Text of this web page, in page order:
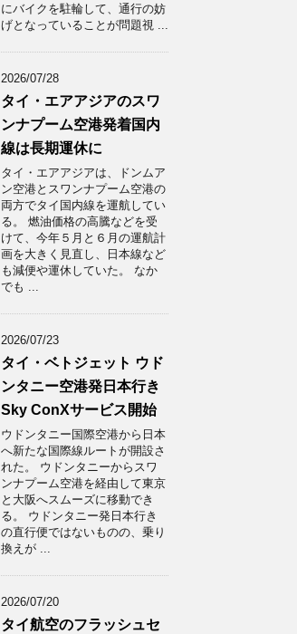
にバイクを駐輪して、通行の妨
げとなっていることが問題視 ...
2026/07/28
タイ・エアアジアのスワ
ンナプーム空港発着国内
線は長期運休に
タイ・エアアジアは、ドンムア
ン空港とスワンナプーム空港の
両方でタイ国内線を運航してい
る。 燃油価格の高騰などを受
けて、今年５月と６月の運航計
画を大きく見直し、日本線など
も減便や運休していた。 なか
でも ...
2026/07/23
タイ・ベトジェット ウド
ンタニー空港発日本行き
Sky ConXサービス開始
ウドンタニー国際空港から日本
へ新たな国際線ルートが開設さ
れた。 ウドンタニーからスワ
ンナプーム空港を経由して東京
と大阪へスムーズに移動でき
る。 ウドンタニー発日本行き
の直行便ではないものの、乗り
換えが ...
2026/07/20
タイ航空のフラッシュセ